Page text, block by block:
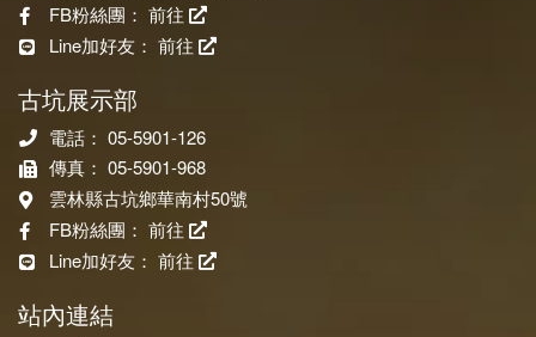
FB粉絲團： 前往
Line加好友： 前往
古坑展示部
電話： 05-5901-126
傳真： 05-5901-968
雲林縣古坑鄉華南村50號
FB粉絲團： 前往
Line加好友： 前往
站內連結